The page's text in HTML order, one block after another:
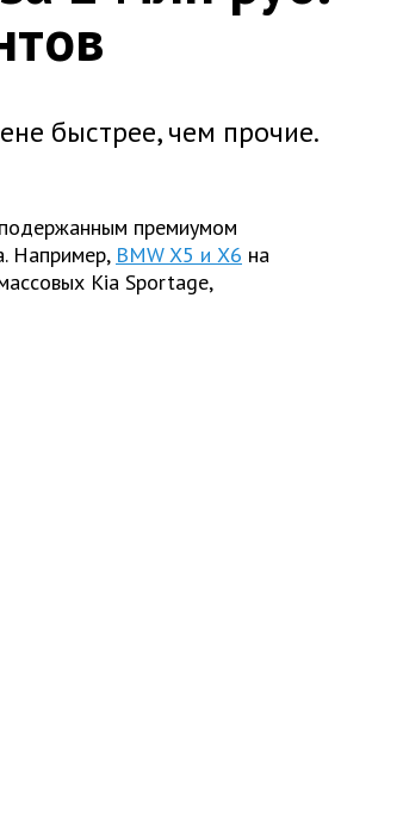
быстрее, чем прочие.
премиумом
Например, BMW X5 и X6 на
Kia Sportage,